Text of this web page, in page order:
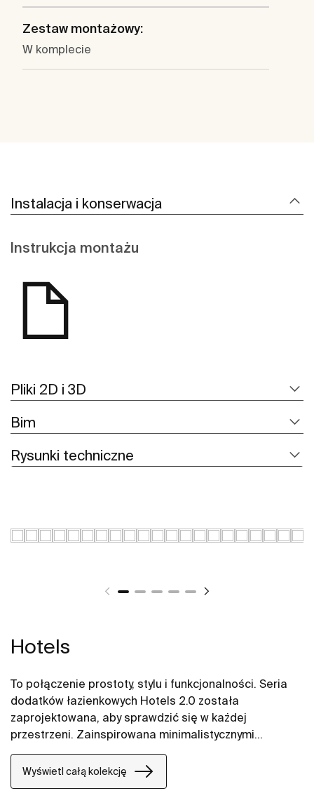
Zestaw montażowy:
W komplecie
Instalacja i konserwacja
Instrukcja montażu
Pliki 2D i 3D
Bim
Rysunki techniczne
Hotels
To połączenie prostoty, stylu i funkcjonalności. Seria
dodatków łazienkowych Hotels 2.0 została
zaprojektowana, aby sprawdzić się w każdej
przestrzeni. Zainspirowana minimalistycznymi
formami charakteryzuje się uniwersalnością.
Akcesoria łazienkowe Hotels 2.0 to rozwiązania do
małych i dużych przestrzeni, do publicznych i
Wyświetl całą kolekcję